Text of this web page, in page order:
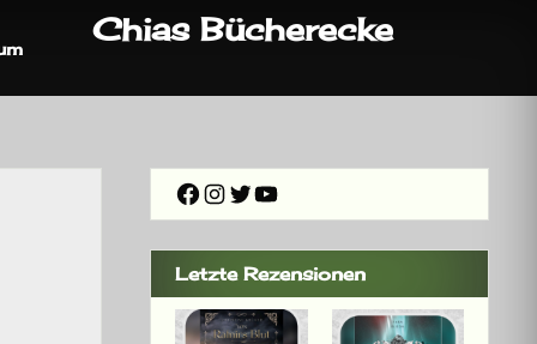
Chias Bücherecke
Facebook
Instagram
Twitter
YouTube
Letzte Rezensionen